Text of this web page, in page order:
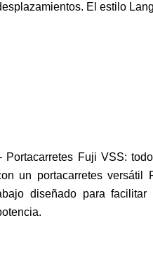
El estilo
Portacarretes Fuji VSS:
un portacarretes versátil
diseñado para